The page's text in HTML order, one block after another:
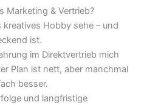
Marketing & Vertrieb?
kreatives Hobby sehe – und
ist.
im Direktvertrieb mich
Plan ist nett, aber manchmal
besser.
und langfristige